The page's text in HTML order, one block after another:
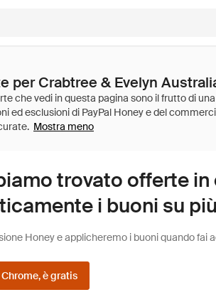
per Crabtree & Evelyn
Mostra meno
trovato offerte
i buoni su
Honey e applicheremo i buoni quando fai
è gratis